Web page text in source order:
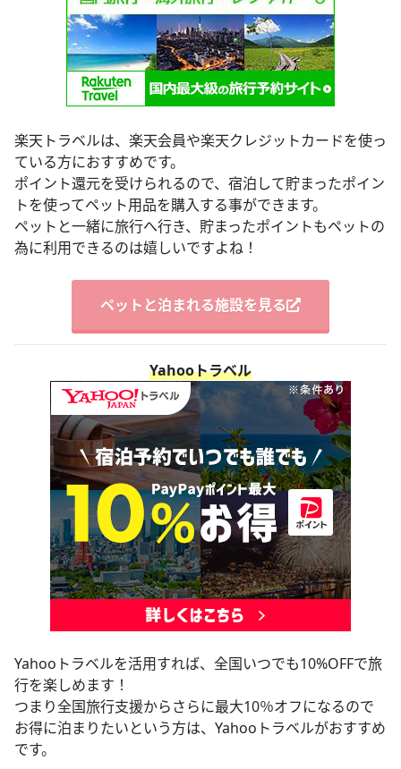
楽天トラベルは、楽天会員や楽天クレジットカードを使っ
ている方におすすめです。
ポイント還元を受けられるので、宿泊して貯まったポイン
トを使ってペット用品を購入する事ができます。
ペットと一緒に旅行へ行き、貯まったポイントもペットの
為に利用できるのは嬉しいですよね！
ペットと泊まれる施設を見る
Yahooトラベル
Yahooトラベルを活用すれば、全国いつでも10%OFFで旅
行を楽しめます！
つまり全国旅行支援からさらに最大10％オフになるので
お得に泊まりたいという方は、Yahooトラベルがおすすめ
です。